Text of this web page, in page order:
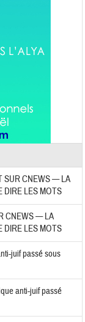
SUR CNEWS — LA
DIRE LES MOTS
CNEWS — LA
DIRE LES MOTS
juif passé sous
anti-juif passé